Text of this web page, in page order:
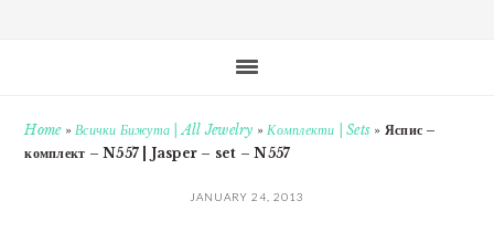
Home»Всички Бижута | All Jewelry »Комплекти | Sets » Яспис –
комплект – N557 | Jasper – set – N557
JANUARY 24, 2013